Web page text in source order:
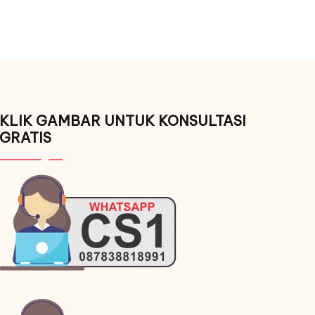
KLIK GAMBAR UNTUK KONSULTASI
GRATIS